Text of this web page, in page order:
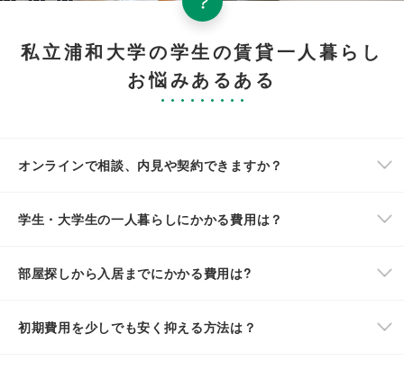
私立浦和大学の学生の賃貸一人暮らし
お悩みあるある
オンラインで相談、内見や契約できますか？
学生・大学生の一人暮らしにかかる費用は？
部屋探しから入居までにかかる費用は?
初期費用を少しでも安く抑える方法は？